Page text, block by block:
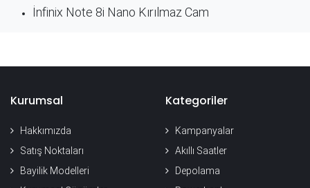
İnfinix Note 8i Nano Kırılmaz Cam
Kurumsal
Hakkımızda
Satış Noktaları
Bayilik Modelleri
Kategoriler
Kampanyalar
Akıllı Saatler
Depolama